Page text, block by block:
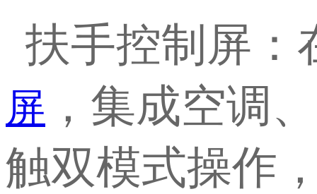
扶手控制屏：
屏 ，集成空调
触双模式操作